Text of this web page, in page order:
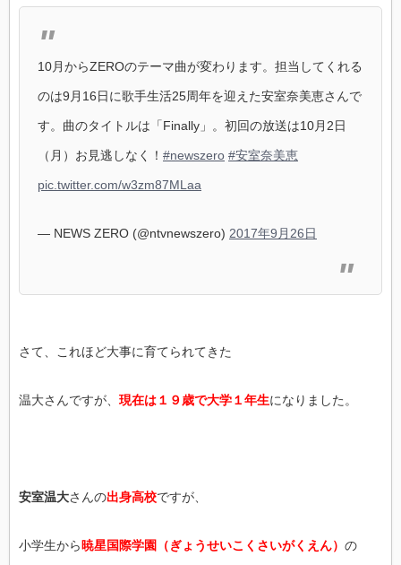
10月からZEROのテーマ曲が変わります。担当してくれる
のは9月16日に歌手生活25周年を迎えた安室奈美恵さんで
す。曲のタイトルは「Finally」。初回の放送は10月2日
（月）お見逃しなく！ #newszero #安室奈美恵
pic.twitter.com/w3zm87MLaa
— NEWS ZERO (@ntvnewszero) 2017年9月26日
さて、これほど大事に育てられてきた
温大さんですが、 現在は１９歳で大学１年生になりました。
安室温大さんの出身高校ですが、
小学生から暁星国際学園（ぎょうせいこくさいがくえん） の